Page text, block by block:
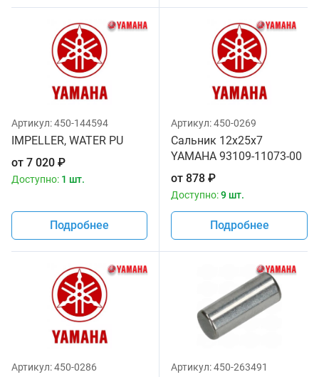
Артикул:450-144594
IMPELLER, WATER PU
от 7 020 ₽
Доступно: 1 шт.
Подробнее
Артикул:450-0269
Сальник 12x25x7
YAMAHA 93109-11073-00
от 878 ₽
Доступно:9 шт.
Подробнее
Артикул:450-0286 Артикул:450-263491